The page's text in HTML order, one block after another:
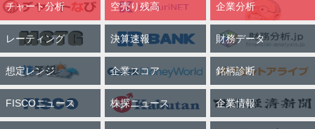
チャート分析 空売り残高 企業分析
レーティング 決算速報 財務データ
想定レンジ 企業スコア 銘柄診断
FISCOニュース 株探ニュース 企業情報